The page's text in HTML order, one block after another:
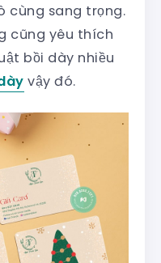
cùng sang trọng.
cũng yêu thích
bồi dày nhiều
vậy đó.